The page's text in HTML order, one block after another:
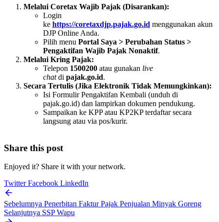
Melalui Coretax Wajib Pajak (Disarankan):
Login
ke https://coretaxdjp.pajak.go.id menggunakan akun
DJP Online Anda.
Pilih menu Portal Saya > Perubahan Status >
Pengaktifan Wajib Pajak Nonaktif.
Melalui Kring Pajak:
Telepon 1500200 atau gunakan live
chatdi pajak.go.id.
Secara Tertulis (Jika Elektronik Tidak Memungkinkan):
Isi Formulir Pengaktifan Kembali (unduh di
pajak.go.id) dan lampirkan dokumen pendukung.
Sampaikan ke KPP atau KP2KP terdaftar secara
langsung atau via pos/kurir.
Share this post
Enjoyed it? Share it with your network.
TwitterFacebook LinkedIn
Sebelumnya Penerbitan Faktur Pajak Penjualan Minyak Goreng
Selanjutnya SSP Wapu